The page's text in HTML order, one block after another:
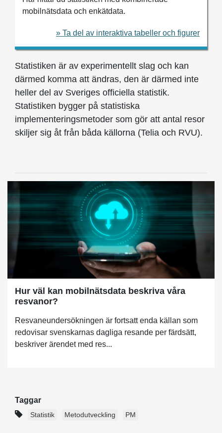
mobilnätsdata och enkätdata.
» Ta del av interaktiva tabeller och figurer
Statistiken är av experimentellt slag och kan
därmed komma att ändras, den är därmed inte
heller del av Sveriges officiella statistik.
Statistiken bygger på statistiska
implementeringsmetoder som gör att antal resor
skiljer sig åt från båda källorna (Telia och RVU).
Hur väl kan mobilnätsdata beskriva våra
resvanor?
Resvaneundersökningen är fortsatt enda källan som
redovisar svenskarnas dagliga resande per färdsätt,
beskriver ärendet med res...
Taggar
Statistik Metodutveckling PM